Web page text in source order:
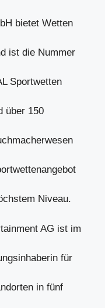
bietet Wetten
ist die Nummer
Sportwetten
über 150
Niveau.
AG ist im
für
in fünf